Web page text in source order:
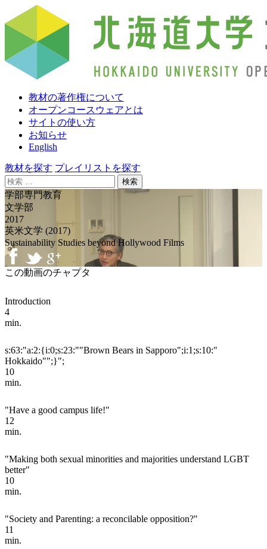
教材の著作権について
オープンコースウェアとは
サイトの使い方
お知らせ
English
教材を探す プレイリストを探す
検
索:
学部専門教育
文学部
2017
英米文学 (2017)
Sustainability Studies beyond Hollywood Films
この動画のチャプタ
Introduction
4
min.
s:63:"a:2:{i:0;s:23:""Brown Bears in Sapporo";i:1;s:10:"
Hokkaido"";}";
10
min.
"Have a good campus life!"
12
min.
"Making both sexual minorities and majorities understand LGBT
better"
10
min.
"Society and Parenting: a reconcilable opposition?"
11
min.